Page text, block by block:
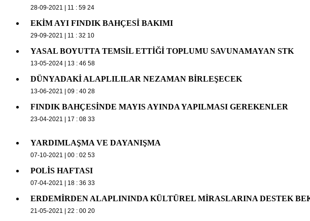
28-09-2021 | 11 : 59 24
EKİM AYI FINDIK BAHÇESİ BAKIMI
29-09-2021 | 11 : 32 10
YASAL BOYUTTA TEMSİL ETTİĞİ TOPLUMU SAVUNAMAYAN STK
13-05-2024 | 13 : 46 58
DÜNYADAKİ ALAPLILILAR NEZAMAN BİRLEŞECEK
13-06-2021 | 09 : 40 28
FINDIK BAHÇESİNDE MAYIS AYINDA YAPILMASI GEREKENLER
23-04-2021 | 17 : 08 33
YARDIMLAŞMA VE DAYANIŞMA
07-10-2021 | 00 : 02 53
POLİS HAFTASI
07-04-2021 | 18 : 36 33
ERDEMİRDEN ALAPLININDA KÜLTÜREL MİRASLARINA DESTEK
21-05-2021 | 22 : 00 20